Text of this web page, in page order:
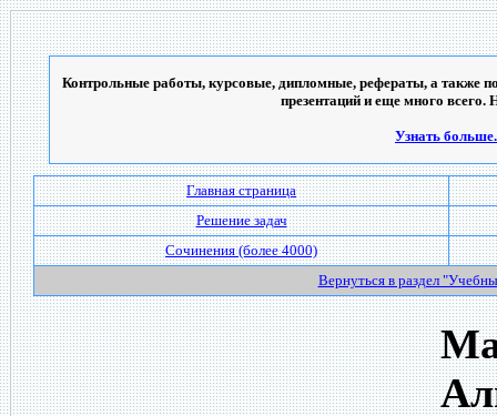
Контрольные работы, курсовые, дипломные, рефераты, а также
презентаций и еще много всего.
Узнать
Главная страница
Решение задач
Сочинения (более 4000)
Вернуться в раздел